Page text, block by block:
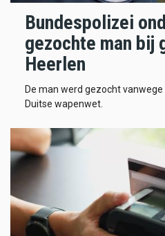
Bundespolizei
gezochte man bij
Heerlen
De man werd gezocht
Duitse wapenwet.